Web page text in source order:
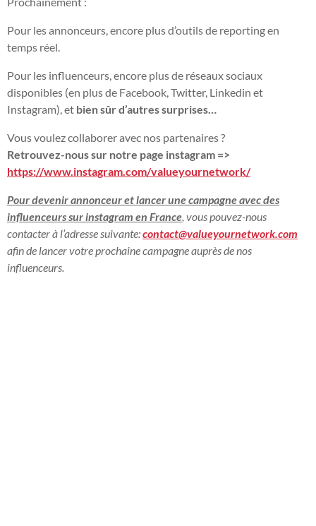
Pour les annonceurs, encore plus d’outils de reporting en
temps réel.
Pour les influenceurs, encore plus de réseaux sociaux
disponibles (en plus de Facebook, Twitter, Linkedin et
Instagram), et bien sûr d’autres surprises…
Vous voulez collaborer avec nos partenaires ?
Retrouvez-nous sur notre page instagram =>
https://www.instagram.com/valueyournetwork/
Pour devenir annonceur et lancer une campagne avec des
influenceurs sur instagram en France, vous pouvez-nous
contacter à l’adresse suivante:contact@valueyournetwork.com
afin de lancer votre prochaine campagne auprès de nos
influenceurs.